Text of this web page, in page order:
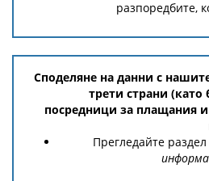
разпоредбите,
Споделяне на данни с
трети страни
посредници за плащания
Прегледайте раздел